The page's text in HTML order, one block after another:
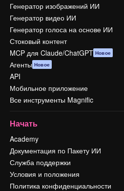
Генератор изображений ИИ
Генератор видео ИИ
Генератор голоса на основе ИИ
Стоковый контент
MCP для Claude/ChatGPT Новое
Агенты Новое
API
Мобильное приложение
Все инструменты Magnific
Начать
Academy
Документация по Пакету ИИ
Служба поддержки
Условия и положения
Политика конфиденциальности